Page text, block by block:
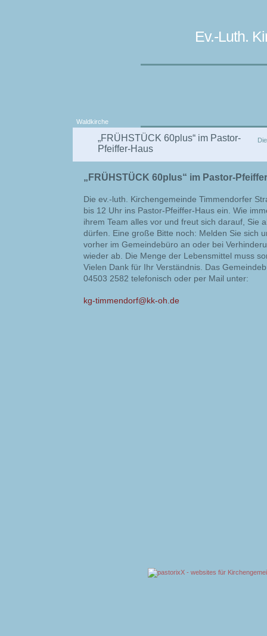
Ev.-Luth.
Waldkirche
„FRÜHSTÜCK 60plus“ im Pastor-
Pfeiffer-Haus
„FRÜHSTÜCK 60plus“ im Pastor-
Die ev.-luth. Kirchengemeinde Timmendorfer
bis 12 Uhr ins Pastor-Pfeiffer-Haus ein. Wie
ihrem Team alles vor und freut sich darauf, Sie
dürfen. Eine große Bitte noch: Melden Sie sich
vorher im Gemeindebüro an oder bei
wieder ab. Die Menge der Lebensmittel muss
Vielen Dank für Ihr Verständnis. Das
04503 2582 telefonisch oder per Mail unter:
kg-timmendorf@kk-oh.de